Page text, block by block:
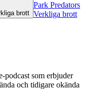
brott
Park Predators
Verkliga brott
podcast som erbjuder
och tidigare okända